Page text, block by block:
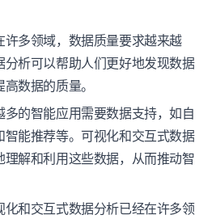
多领域，数据质量要求越来越
析可以帮助人们更好地发现数据
数据的质量。
的智能应用需要数据支持，如自
能推荐等。可视化和交互式数据
解和利用这些数据，从而推动智
和交互式数据分析已经在许多领